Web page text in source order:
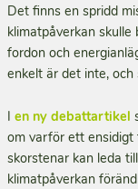
Det finns en spridd
klimatpåverkan
fordon och
enkelt är det inte,
I en ny debattartikel
om varför ett ensidigt
skorstenar kan leda
klimatpåverkan